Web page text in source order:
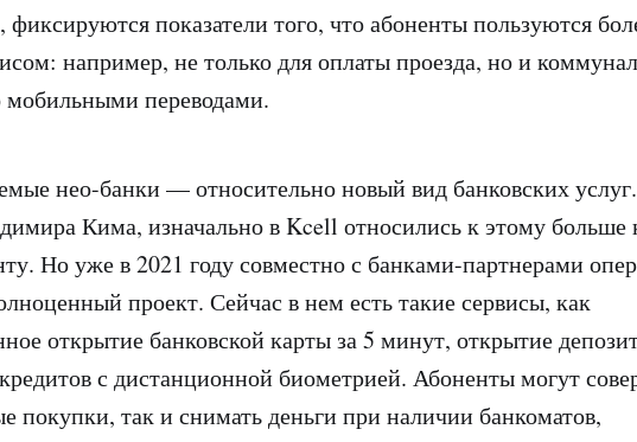
фиксируются показатели того, что абоненты пользуются
например, не только для оплаты проезда, но и
мобильными переводами.
нео-банки — относительно новый вид банковских
Кима, изначально в Kcell относились к этому больше
Но уже в 2021 году совместно с банками-партнерами
проект. Сейчас в нем есть такие сервисы, как
открытие банковской карты за 5 минут, открытие
с дистанционной биометрией. Абоненты могут
покупки, так и снимать деньги при наличии банкоматов,